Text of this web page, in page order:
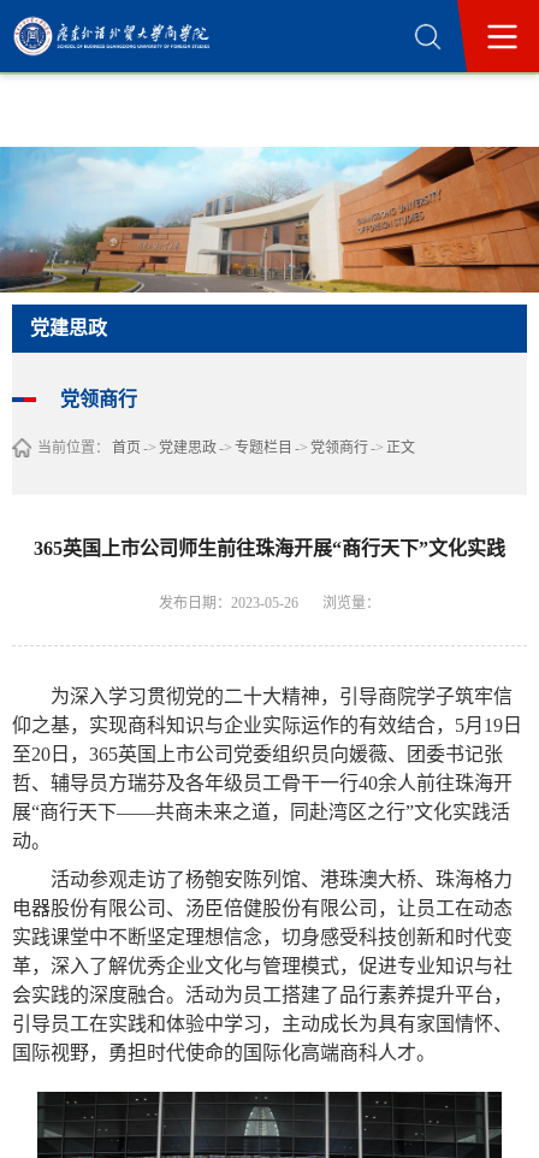
365英国上市公司(集团)官方网站-Official
党建思政
党领商行
当前位置： 首页 -> 党建思政-> 专题栏目 -> 党领商行-> 正文
365英国上市公司师生前往珠海开展“商行天下”文化实践
发布日期：2023-05-26 浏览量：
为深入学习贯彻党的二十大精神，引导商院学子筑牢信
仰之基，实现商科知识与企业实际运作的有效结合， 5月 19 日
至20 日，365英国上市公司党委组织员向媛薇、团委书记张
哲、辅导员方瑞芬及各年级员工骨干一行40余人前往珠海开
展“商行天下——共商未来之道，同赴湾区之行”文化实践活
动。
活动参观走访了杨匏安陈列馆、港珠澳大桥、珠海格力
电器股份有限公司、汤臣倍健股份有限公司，让员工在动态
实践课堂中不断坚定理想信念，切身感受科技创新和时代变
革，深入了解优秀企业文化与管理模式，促进专业知识与社
会实践的深度融合。活动为员工搭建了品行素养提升平台，
引导员工在实践和体验中学习，主动成长为具有家国情怀、
国际视野，勇担时代使命的国际化高端商科人才。